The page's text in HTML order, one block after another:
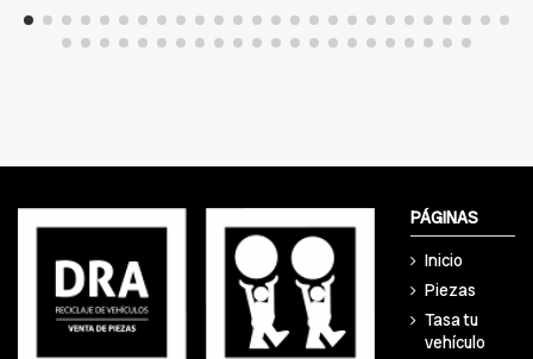
PÁGINAS
Inicio
Piezas
Tasa tu
vehículo